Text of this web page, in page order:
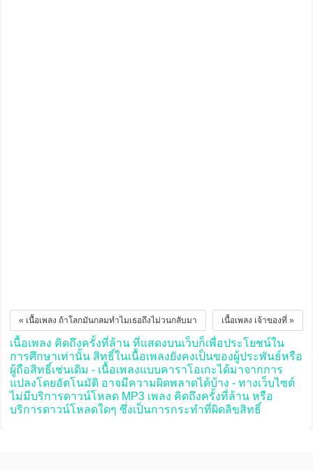
เนื้อเพลง เจ้าของที่ »
« เนื้อเพลง ถ้าโลกมันกลมทำไมเธอถึงไม่วนกลับมา
เนื้อเพลง คิดถึงครั้งที่ล้าน ที่แสดงบนเว็บก็เพื่อประโยชน์ใน
การศึกษาเท่านั้น สิทธิ์ในเนื้อเพลงยังคงเป็นของผู้ประพันธ์หรือ
ผู้ถือสิทธิ์เช่นเดิม - เนื้อเพลงแบบคาราโอเกะได้มาจากการ
แปลงโดยอัตโนมัติ อาจมีความผิดพลาดได้บ้าง - ทางเว็บไซต์
ไม่มีบริการดาวน์โหลด MP3 เพลง คิดถึงครั้งที่ล้าน หรือ
บริการดาวน์โหลดใดๆ ซึ่งเป็นการกระทำที่ผิดลิขสิทธิ์